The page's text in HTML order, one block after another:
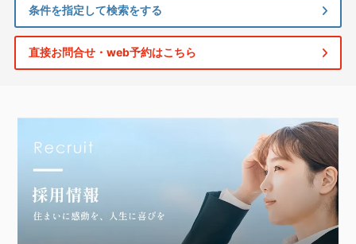
条件を指定して検索をする
直接お問合せ・web予約はこちら